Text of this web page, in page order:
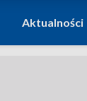
Aktualności